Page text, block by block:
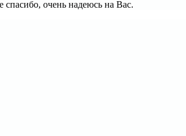
спасибо, очень надеюсь на Вас.